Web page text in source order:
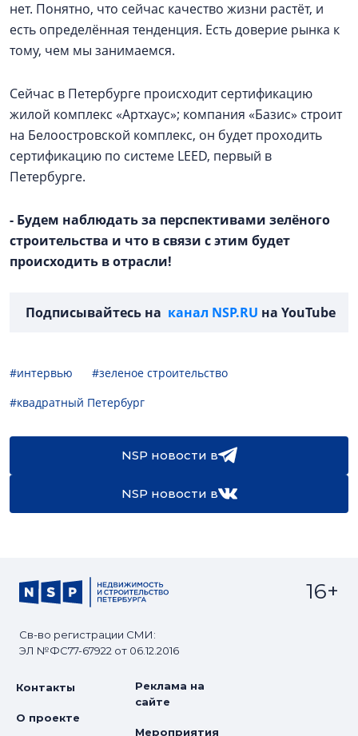
нет. Понятно, что сейчас качество жизни растёт, и
есть определённая тенденция. Есть доверие рынка к
тому, чем мы занимаемся.
Сейчас в Петербурге происходит сертификацию
жилой комплекс «Артхаус»; компания «Базис» строит
на Белоостровской комплекс, он будет проходить
сертификацию по системе LEED, первый в
Петербурге.
- Будем наблюдать за перспективами зелёного
строительства и что в связи с этим будет
происходить в отрасли!
Подписывайтесь на канал NSP.RU на YouTube
#интервью
#зеленое строительство
#квадратный Петербург
NSP новости в
NSP новости в
Св-во регистрации СМИ:
ЭЛ №ФС77-67922 от 06.12.2016
16+
Контакты
О проекте
Реклама на
сайте
Мероприятия